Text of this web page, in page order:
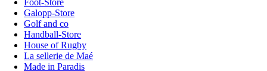
Foot-Store
Galopp-Store
Golf and co
Handball-Store
House of Rugby
La sellerie de Maé
Made in Paradis